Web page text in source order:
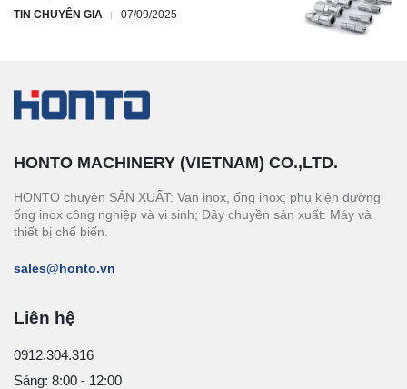
TIN CHUYÊN GIA 07/09/2025
HONTO MACHINERY (VIETNAM) CO.,LTD.
HONTO chuyên SẢN XUẤT: Van inox, ống inox; phụ kiện đường
ống inox công nghiệp và vi sinh; Dây chuyền sản xuất: Máy và
thiết bị chế biến.
sales@honto.vn
Liên hệ
0912.304.316
Sáng: 8:00 - 12:00